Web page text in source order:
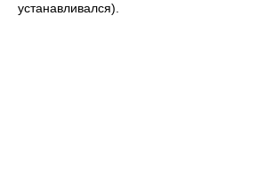
устанавливался).